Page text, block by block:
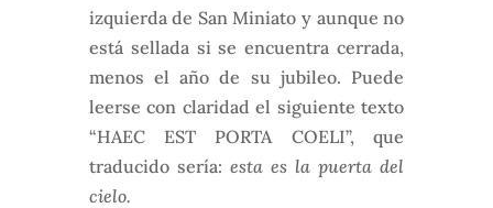
izquierda de San Miniato y aunque no
está sellada si se encuentra cerrada,
menos el año de su jubileo. Puede
leerse con claridad el siguiente texto
“HAEC EST PORTA COELI”, que
traducido sería: esta es la puerta del
cielo.